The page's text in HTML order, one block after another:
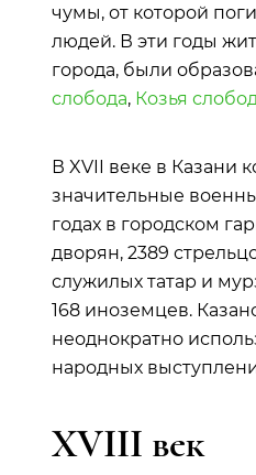
чумы, от которой
людей. В эти годы
города, были
слобода, Козья
В XVII веке в Казани
значительные
годах в городском
дворян, 2389
служилых татар и
168 иноземцев.
неоднократно
народных
XVIII век